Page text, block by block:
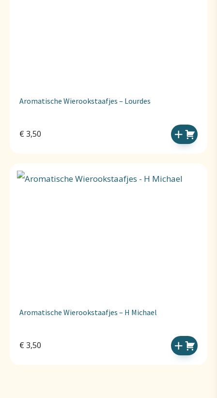
Aromatische Wierookstaafjes – Lourdes
€ 3,50
Aromatische Wierookstaafjes – H Michael
€ 3,50